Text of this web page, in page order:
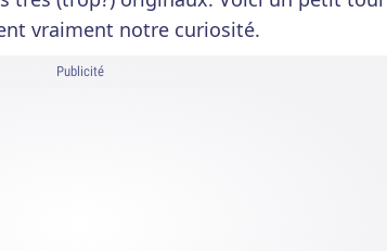
vraiment notre curiosité.
Publicité